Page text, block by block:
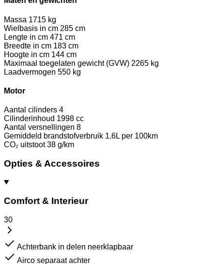
Massa 1715 kg
Wielbasis in cm 285 cm
Lengte in cm 471 cm
Breedte in cm 183 cm
Hoogte in cm 144 cm
Maximaal toegelaten gewicht (GVW) 2265 kg
Laadvermogen 550 kg
Motor
Aantal cilinders 4
Cilinderinhoud 1998 cc
Aantal versnellingen 8
Gemiddeld brandstofverbruik 1.6L per 100km
CO₂ uitstoot 38 g/km
Opties & Accessoires
Comfort & Interieur
30
Achterbank in delen neerklapbaar
Airco separaat achter